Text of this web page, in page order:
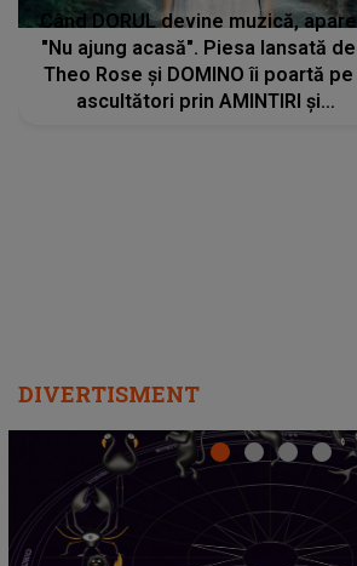
Când DORUL devine muzică, apare
"Nu ajung acasă". Piesa lansată de
Theo Rose și DOMINO îi poartă pe
ascultători prin AMINTIRI și
DIVERTISMENT